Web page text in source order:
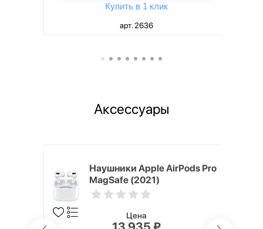
Купить в 1 клик
арт. 2636
Аксессуары
Наушники Apple AirPods Pro
MagSafe (2021)
Цена